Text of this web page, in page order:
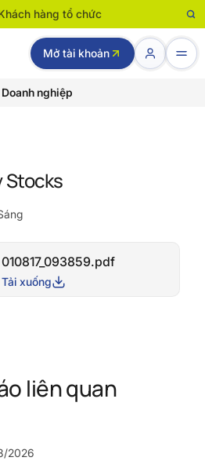
hàng tổ chức
Mở tài khoản
nghiệp
Tải xuống
liên quan
2026